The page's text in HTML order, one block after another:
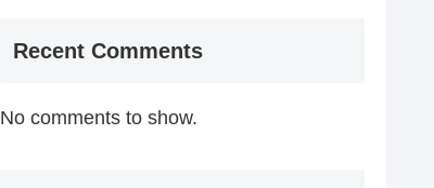
Recent Comments
No comments to show.